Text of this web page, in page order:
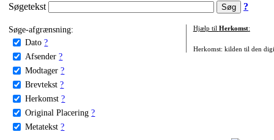
Søgetekst ?
Søge-afgrænsning:
Dato ?
Afsender ?
Modtager ?
Brevtekst ?
Herkomst ?
Original Placering ?
Metatekst ?
Hjælp til Herkomst:
Herkomst: kilden til den